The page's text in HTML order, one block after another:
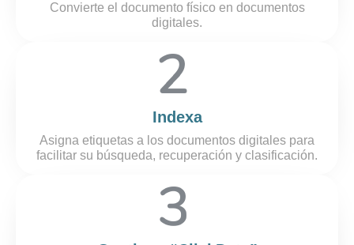
Convierte el documento físico en documentos
digitales.
Indexa
Asigna etiquetas a los documentos digitales para
facilitar su búsqueda, recuperación y clasificación.